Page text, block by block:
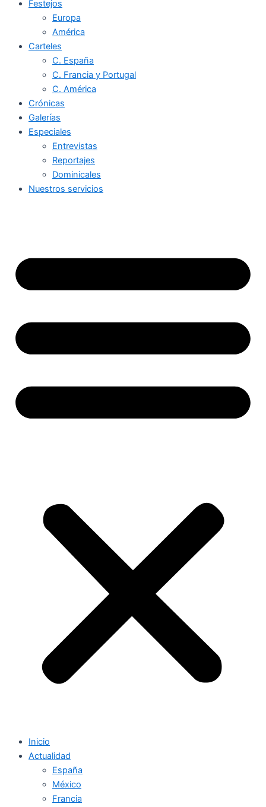
Festejos
Europa
América
Carteles
C. España
C. Francia y Portugal
C. América
Crónicas
Galerías
Especiales
Entrevistas
Reportajes
Dominicales
Nuestros servicios
Inicio
Actualidad
España
México
Francia